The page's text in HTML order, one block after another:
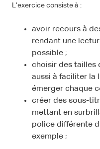
L’exercice consiste à :
avoir recours à
rendant une
possible ;
choisir des tailles
aussi à faciliter la
émerger chaque
créer des sous-
mettant en
police différente
exemple ;